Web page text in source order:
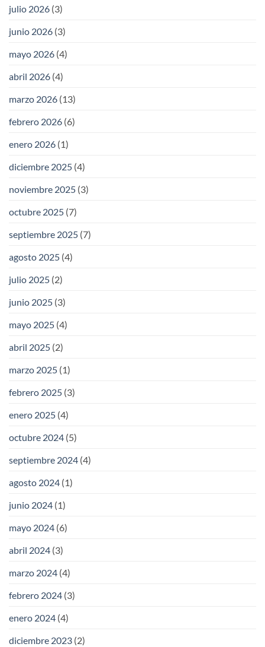
julio 2026 (3)
junio 2026 (3)
mayo 2026 (4)
abril 2026 (4)
marzo 2026 (13)
febrero 2026 (6)
enero 2026 (1)
diciembre 2025 (4)
noviembre 2025 (3)
octubre 2025 (7)
septiembre 2025 (7)
agosto 2025 (4)
julio 2025 (2)
junio 2025 (3)
mayo 2025 (4)
abril 2025 (2)
marzo 2025 (1)
febrero 2025 (3)
enero 2025 (4)
octubre 2024 (5)
septiembre 2024 (4)
agosto 2024 (1)
junio 2024 (1)
mayo 2024 (6)
abril 2024 (3)
marzo 2024 (4)
febrero 2024 (3)
enero 2024 (4)
diciembre 2023 (2)